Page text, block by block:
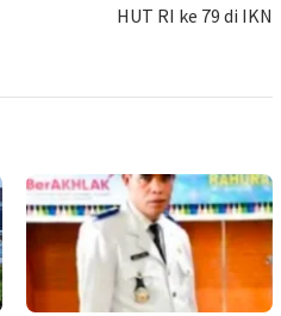
HUT RI ke 79 di IKN